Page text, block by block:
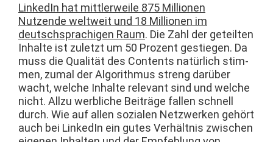
LinkedIn hat mit­tler­weile 875 Mil­lio­nen
Nutzende weltweit und 18 Mil­lio­nen im
deutschsprachi­gen Raum. Die Zahl der geteil­ten
Inhalte ist zulet­zt um 50 Prozent gestiegen. Da
muss die Qual­ität des Con­tents natür­lich stim­
men, zumal der Algo­rith­mus streng darüber
wacht, welche Inhalte rel­e­vant sind und welche
nicht. Allzu werbliche Beiträge fall­en schnell
durch. Wie auf allen sozialen Net­zw­erken gehört
auch bei LinkedIn ein gutes Ver­hält­nis zwis­chen